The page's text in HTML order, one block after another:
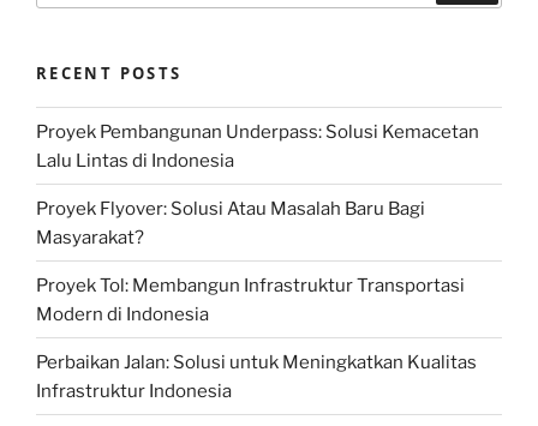
RECENT POSTS
Proyek Pembangunan Underpass: Solusi Kemacetan
Lalu Lintas di Indonesia
Proyek Flyover: Solusi Atau Masalah Baru Bagi
Masyarakat?
Proyek Tol: Membangun Infrastruktur Transportasi
Modern di Indonesia
Perbaikan Jalan: Solusi untuk Meningkatkan Kualitas
Infrastruktur Indonesia